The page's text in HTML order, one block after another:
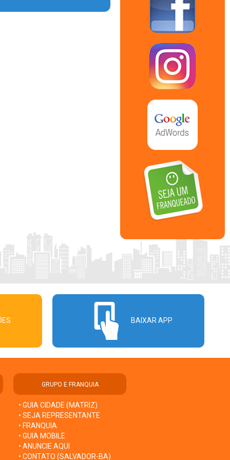
BAIXAR APP
GRUPO E FRANQUIA
• GUIA CIDADE (MATRIZ)
• SEJA REPRESENTANTE
• FRANQUIA
• GUIA MOBILE
• ANUNCIE AQUI
• CONTATO (SALVADOR-BA)